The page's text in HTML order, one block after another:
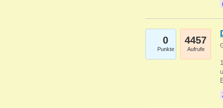
0
Punkte
4457
Aufrufe